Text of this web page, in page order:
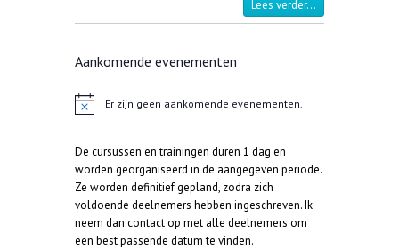
Lees verder...
Aankomende evenementen
c
h
t
Er zijn geen aankomende evenementen.
De cursussen en trainingen duren 1 dag en
worden georganiseerd in de aangegeven periode.
Ze worden definitief gepland, zodra zich
voldoende deelnemers hebben ingeschreven. Ik
neem dan contact op met alle deelnemers om
een best passende datum te vinden.